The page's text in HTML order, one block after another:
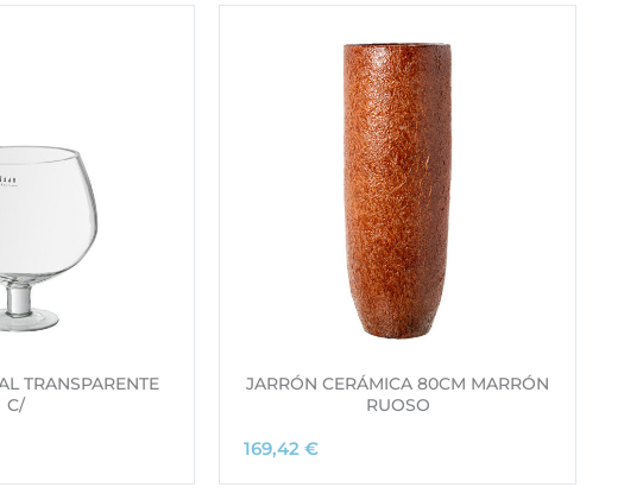
TRANSPARENTE
C/
JARRÓN CERÁMICA 80CM MARRÓN
RUOSO
169,42 €